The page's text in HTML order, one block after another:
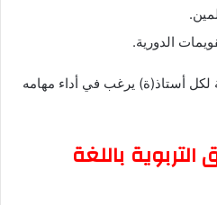
الدورية.
أستاذ(ة) يرغب في أداء مهامه
باللغة